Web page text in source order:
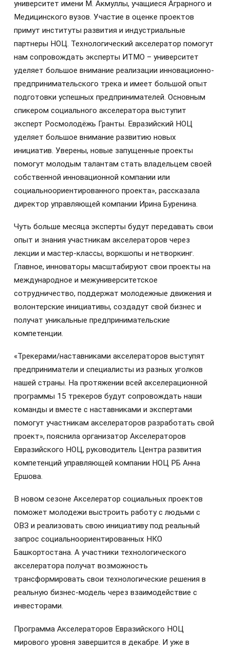
университет имени М. Акмуллы, учащиеся Аграрного и
Медицинского вузов. Участие в оценке проектов
примут институты развития и индустриальные
партнеры НОЦ. Технологический акселератор помогут
нам сопровождать эксперты ИТМО – университет
уделяет большое внимание реализации инновационно-
предпринимательского трека и имеет большой опыт
подготовки успешных предпринимателей. Основным
спикером социального акселератора выступит
эксперт Росмолодёжь Гранты. Евразийский НОЦ
уделяет большое внимание развитию новых
инициатив. Уверены, новые запущенные проекты
помогут молодым талантам стать владельцем своей
собственной инновационной компании или
социальноориентированного проекта», рассказала
директор управляющей компании Ирина Буренина.
Чуть больше месяца эксперты будут передавать свои
опыт и знания участникам акселераторов через
лекции и мастер-классы, воркшопы и нетворкинг.
Главное, инноваторы масштабируют свои проекты на
международное и межуниверситетское
сотрудничество, поддержат молодежные движения и
волонтерские инициативы, создадут свой бизнес и
получат уникальные предпринимательские
компетенции.
«Трекерами/наставниками акселераторов выступят
предприниматели и специалисты из разных уголков
нашей страны. На протяжении всей акселерационной
программы 15 трекеров будут сопровождать наши
команды и вместе с наставниками и экспертами
помогут участникам акселераторов разработать свой
проект», пояснила организатор Акселераторов
Евразийского НОЦ, руководитель Центра развития
компетенций управляющей компании НОЦ РБ Анна
Ершова.
В новом сезоне Акселератор социальных проектов
поможет молодежи выстроить работу с людьми с
ОВЗ и реализовать свою инициативу под реальный
запрос социальноориентированных НКО
Башкортостана. А участники технологического
акселератора получат возможность
трансформировать свои технологические решения в
реальную бизнес-модель через взаимодействие с
инвесторами.
Программа Акселераторов Евразийского НОЦ
мирового уровня завершится в декабре. И уже в